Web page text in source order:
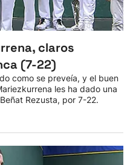
claros
(7-22)
como se preveía, y el buen
les ha dado una
Rezusta, por 7-22.